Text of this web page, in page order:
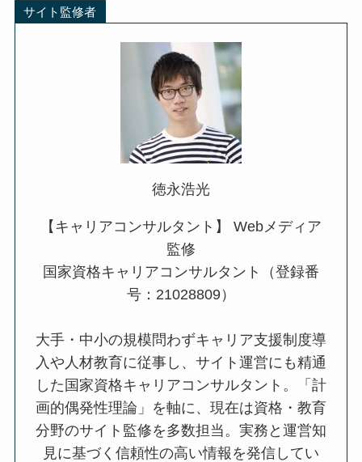
サイト監修者
徳永浩光
【キャリアコンサルタント】 Webメディア
監修
国家資格キャリアコンサルタント（登録番
号：21028809）
大手・中小の規模問わずキャリア支援制度導
入や人材教育に従事し、サイト運営にも精通
した国家資格キャリアコンサルタント。「計
画的偶発性理論」を軸に、現在は資格・教育
分野のサイト監修を多数担当。実務と運営知
見に基づく信頼性の高い情報を発信してい